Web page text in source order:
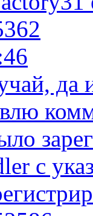
да
с